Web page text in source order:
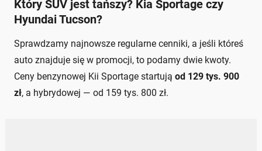
Który SUV jest tańszy? Kia Sportage czy
Hyundai Tucson?
Sprawdzamy najnowsze regularne cenniki, a jeśli któreś
auto znajduje się w promocji, to podamy dwie kwoty.
Ceny benzynowej Kii Sportage startują od 129 tys. 900
zł, a hybrydowej — od 159 tys. 800 zł.